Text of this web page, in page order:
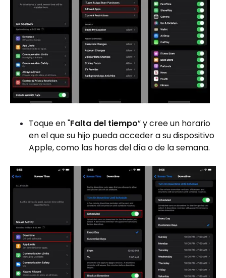
Toque en "Falta del tiempo” y cree un horario
en el que su hijo pueda acceder a su dispositivo
Apple, como las horas del día o de la semana.